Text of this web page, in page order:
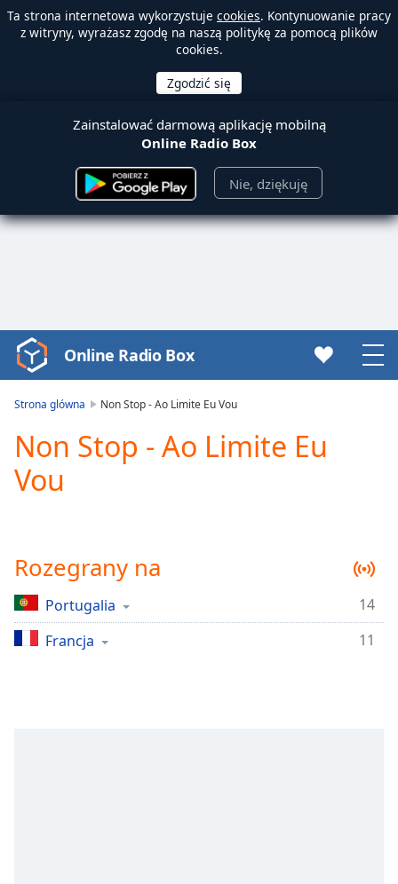
Ta strona internetowa wykorzystuje cookies. Kontynuowanie pracy
z witryny, wyrażasz zgodę na naszą politykę za pomocą plików
cookies.
Zainstalować darmową aplikację mobilną
Online Radio Box
Nie, dziękuję
Video
Player
Play
Video
Play
Mute
Current
Time
0:00
Duration-:-
Online Radio Box
Strona glówna Non Stop - Ao Limite Eu Vou
Non Stop - Ao Limite Eu
Vou
Rozegrany na
Portugalia
14
Francja
11